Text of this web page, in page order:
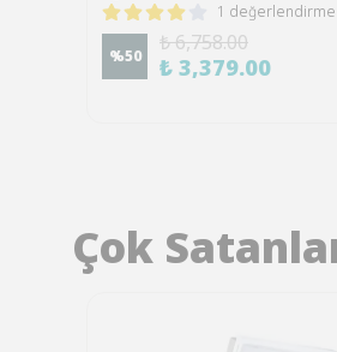
1 değerlendirme
%50
₺ 6,758.00
₺ 3,379.00
Çok